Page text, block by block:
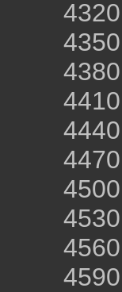
4320
4350
4380
4410
4440
4470
4500
4530
4560
4590